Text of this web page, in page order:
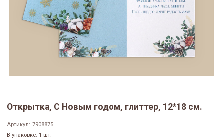
Открытка, С Новым годом, глиттер, 12*18 см.
Артикул: 7908875
В упаковке: 1 шт.